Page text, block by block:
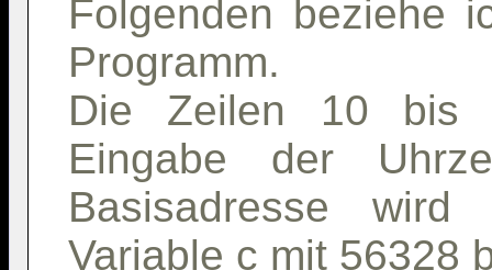
Folgenden beziehe
Programm.
Die Zeilen 10
Eingabe der
Basisadresse
Variable c mit 56328